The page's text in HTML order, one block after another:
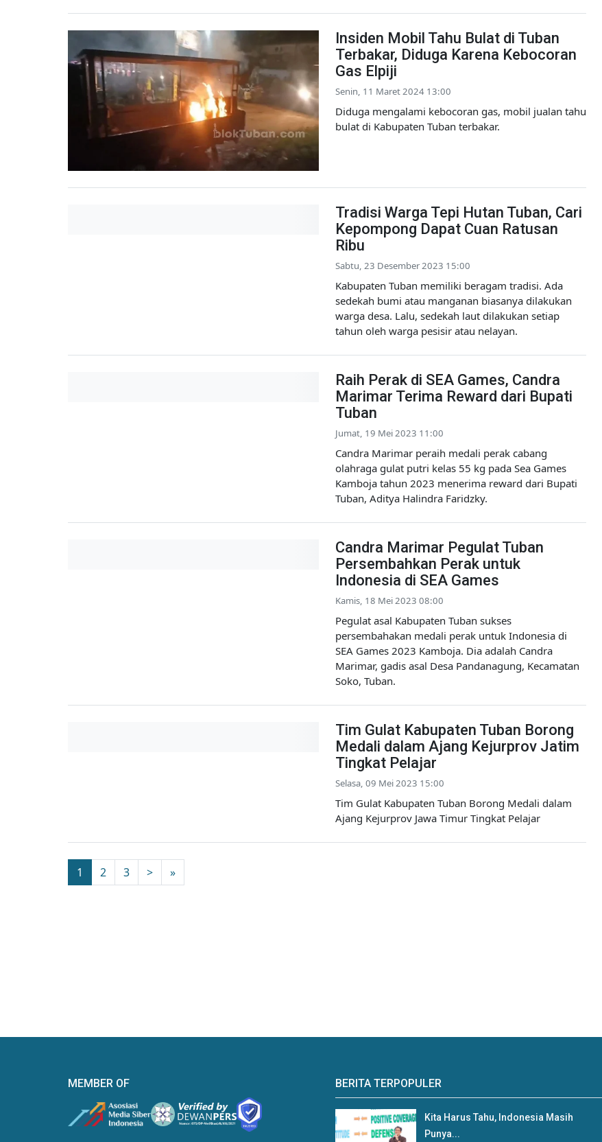
Insiden Mobil Tahu Bulat di Tuban
Terbakar, Diduga Karena Kebocoran
Gas Elpiji
Senin, 11 Maret 2024 13:00
Diduga mengalami kebocoran gas, mobil jualan tahu
bulat di Kabupaten Tuban terbakar.
Tradisi Warga Tepi Hutan Tuban, Cari
Kepompong Dapat Cuan Ratusan
Ribu
Sabtu, 23 Desember 2023 15:00
Kabupaten Tuban memiliki beragam tradisi. Ada
sedekah bumi atau manganan biasanya dilakukan
warga desa. Lalu, sedekah laut dilakukan setiap
tahun oleh warga pesisir atau nelayan.
Raih Perak di SEA Games, Candra
Marimar Terima Reward dari Bupati
Tuban
Jumat, 19 Mei 2023 11:00
Candra Marimar peraih medali perak cabang
olahraga gulat putri kelas 55 kg pada Sea Games
Kamboja tahun 2023 menerima reward dari Bupati
Tuban, Aditya Halindra Faridzky.
Candra Marimar Pegulat Tuban
Persembahkan Perak untuk
Indonesia di SEA Games
Kamis, 18 Mei 2023 08:00
Pegulat asal Kabupaten Tuban sukses
persembahakan medali perak untuk Indonesia di
SEA Games 2023 Kamboja. Dia adalah Candra
Marimar, gadis asal Desa Pandanagung, Kecamatan
Soko, Tuban.
Tim Gulat Kabupaten Tuban Borong
Medali dalam Ajang Kejurprov Jatim
Tingkat Pelajar
Selasa, 09 Mei 2023 15:00
Tim Gulat Kabupaten Tuban Borong Medali dalam
Ajang Kejurprov Jawa Timur Tingkat Pelajar
1 2 3 > »
MEMBER OF BERITA TERPOPULER
Kita Harus Tahu, Indonesia Masih
Punya...